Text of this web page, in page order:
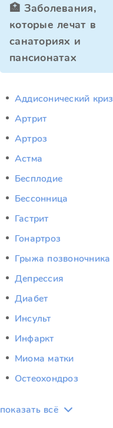
🏥 Заболевания,
которые лечат в
санаториях и
пансионатах
Аддисонический криз
Артрит
Артроз
Астма
Бесплодие
Бессонница
Гастрит
Гонартроз
Грыжа позвоночника
Депрессия
Диабет
Инсульт
Инфаркт
Миома матки
Остеохондроз
показать всё